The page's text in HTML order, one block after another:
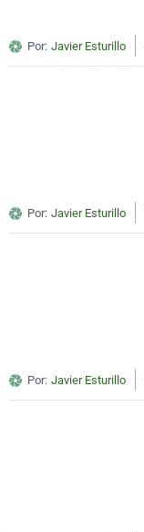
Por: Javier Esturillo
Por: Javier Esturillo
Por: Javier Esturillo